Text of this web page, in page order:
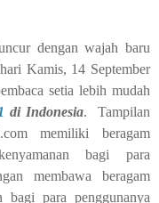
dengan wajah baru
Kamis, 14 September
setia lebih mudah
di Indonesia. Tampilan
memiliki beragam
bagi para
membawa beragam
bagi para penggunanya